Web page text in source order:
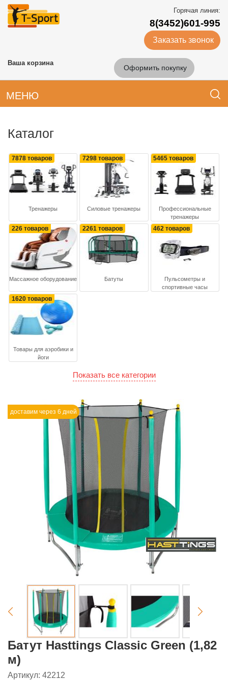
Горячая линия:
8(3452)601-995
Заказать звонок
Ваша корзина
Оформить покупку
МЕНЮ
Каталог
7878 товаров
Тренажеры
7298 товаров
Силовые тренажеры
5465 товаров
Профессиональные
тренажеры
226 товаров
Массажное оборудование
2261 товаров
Батуты
462 товаров
Пульсометры и
спортивные часы
1620 товаров
Товары для аэробики и
йоги
Показать все категории
доставим через 6 дней
Батут Hasttings Classic Green (1,82
м)
Артикул: 42212